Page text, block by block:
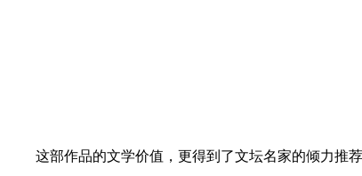
这部作品的文学价值，更得到了文坛名家的倾力推荐